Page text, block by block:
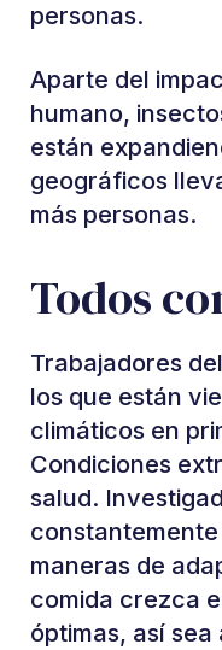
personas.
Aparte del
humano,
están
geográficos
más personas.
Todos
Trabajadores
los que están
climáticos en
Condiciones
salud.
maneras de
comida crezca
óptimas, así